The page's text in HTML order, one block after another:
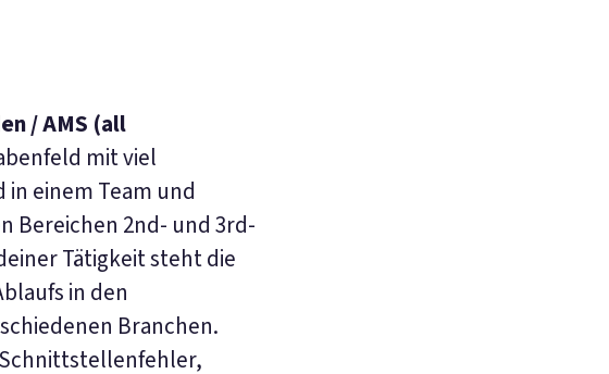
/ AMS (all
mit viel
einem Team und
Bereichen 2nd- und 3rd-
Tätigkeit steht die
in den
Branchen.